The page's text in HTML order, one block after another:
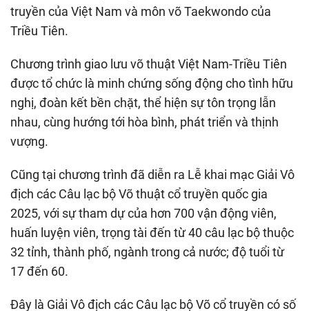
truyền của Việt Nam và môn võ Taekwondo của
Triều Tiên.
Chương trình giao lưu võ thuật Việt Nam-Triều Tiên
được tổ chức là minh chứng sống động cho tình hữu
nghị, đoàn kết bền chặt, thể hiện sự tôn trọng lẫn
nhau, cùng hướng tới hòa bình, phát triển và thịnh
vượng.
Cũng tại chương trình đã diễn ra Lễ khai mạc Giải Vô
địch các Câu lạc bộ Võ thuật cổ truyền quốc gia
2025, với sự tham dự của hơn 700 vận động viên,
huấn luyện viên, trọng tài đến từ 40 câu lạc bộ thuộc
32 tỉnh, thành phố, ngành trong cả nước; độ tuổi từ
17 đến 60.
Đây là Giải Vô địch các Câu lạc bộ Võ cổ truyền có số